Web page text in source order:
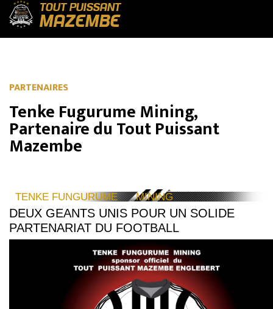
TOUT PUISSANT
MAZEMBE
PARTENAIRES
Tenke Fugurume Mining,
Partenaire du Tout Puissant
Mazembe
TENKE FUNGURUME MINING
DEUX GEANTS UNIS POUR UN SOLIDE
PARTENARIAT DU FOOTBALL